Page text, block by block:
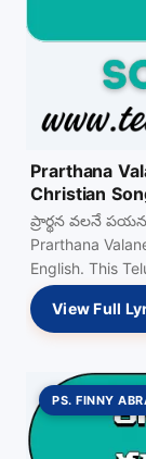
Prarthana
Christian
ప్రార్థన వలనే
Prarthana
English. This
more…
View Full
PS. FINNY